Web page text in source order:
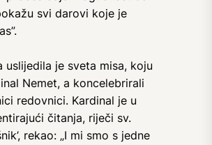
svi darovi koje je
uslijedila je sveta misa, koju
Nemet, a koncelebrirali
redovnici. Kardinal je u
čitanja, riječi sv.
rekao: „I mi smo s jedne